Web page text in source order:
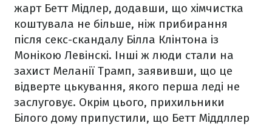
жарт Бетт Мідлер, додавши, що хімчистка
коштувала не більше, ніж прибирання
після секс-скандалу Білла Клінтона із
Монікою Левінскі. Інші ж люди стали на
захист Меланії Трамп, заявивши, що це
відверте цькування, якого перша леді не
заслуговує. Окрім цього, прихильники
Білого дому припустили, що Бетт Міддллер